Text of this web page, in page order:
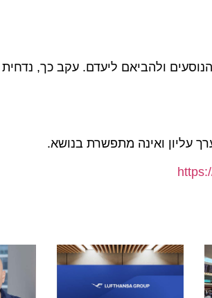
ואינה מתפשרת בנושא.